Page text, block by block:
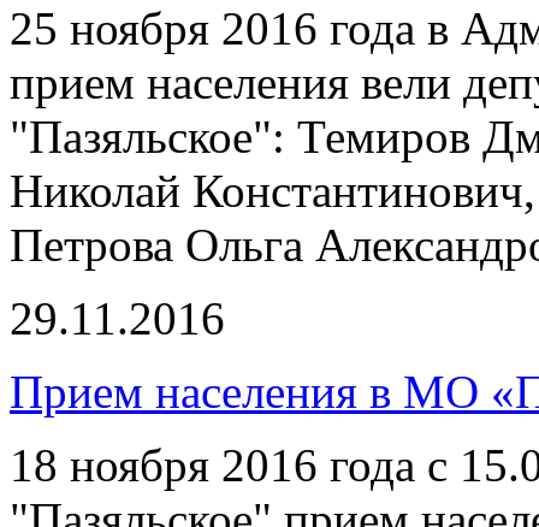
25 ноября 2016 года в
прием населения вели
"Пазяльское": Темиров
Николай
Петрова Ольга
29.11.2016
Прием населения в МО
18 ноября 2016 года с